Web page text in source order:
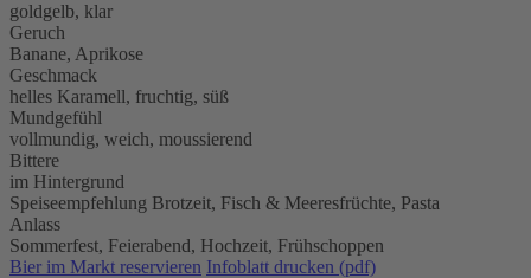
goldgelb, klar
Geruch
Banane, Aprikose
Geschmack
helles Karamell, fruchtig, süß
Mundgefühl
vollmundig, weich, moussierend
Bittere
im Hintergrund
Speiseempfehlung Brotzeit, Fisch & Meeresfrüchte, Pasta
Anlass
Sommerfest, Feierabend, Hochzeit, Frühschoppen
Bier im Markt reservieren Infoblatt drucken (pdf)